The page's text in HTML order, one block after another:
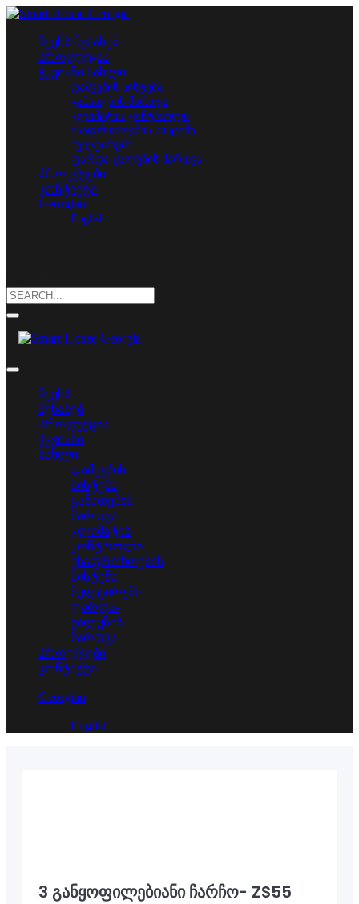
ჩვენს შესახებ
პროდუქცია
ჭკვიანი სახლი
დაშვების სისტემა
განათების მართვა
კლიმატის კონტროლი
უსაფრთხოების სისტემა
მულტირუმი
ფარდა-ჟალუზის მართვა
პროექტები
კონტაქტი
Georgian
English
ჩვენს
შესახებ
პროდუქცია
ჭკვიანი
სახლი
დაშვების
სისტემა
განათების
მართვა
კლიმატის
კონტროლი
უსაფრთხოების
სისტემა
მულტირუმი
ფარდა-
ჟალუზის
მართვა
პროექტები
კონტაქტი
Georgian
English
3 განყოფილებიანი ჩარჩო- ZS55